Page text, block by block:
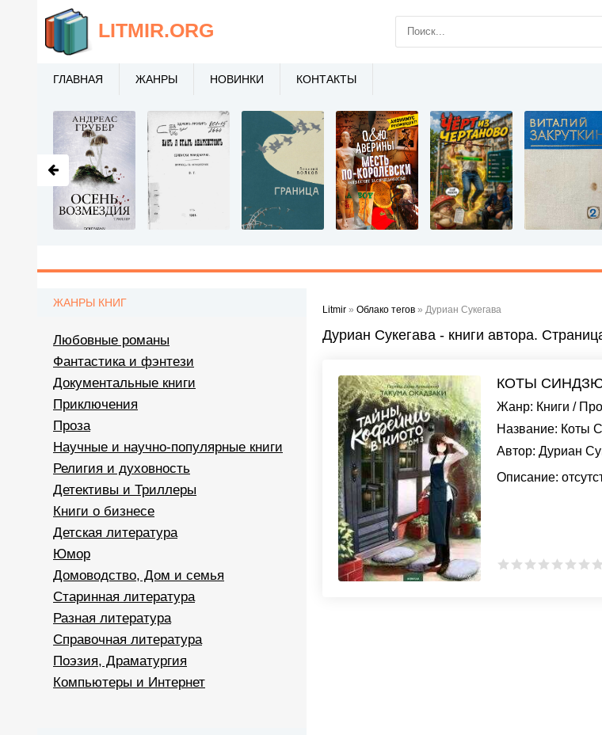
Litmir » Облако тегов » Дуриан Сукегава
Дуриан Сукегава - книги автора.
КОТЫ
Жанр: Книги /
Название: Коты
Автор: Дуриан
Описание:
ЖАНРЫ КНИГ
Любовные романы
Фантастика и фэнтези
Документальные книги
Приключения
Проза
Научные и научно-популярные книги
Религия и духовность
Детективы и Триллеры
Книги о бизнесе
Детская литература
Юмор
Домоводство, Дом и семья
Старинная литература
Разная литература
Справочная литература
Поэзия, Драматургия
Компьютеры и Интернет
LITMIR.ORG
ГЛАВНАЯ ЖАНРЫ НОВИНКИ КОНТАКТЫ